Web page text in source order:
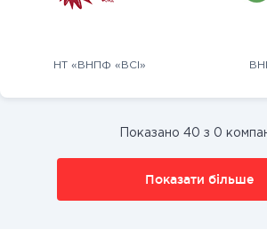
НТ «ВНПФ «ВСІ»
Показано 40 з 0
Показати більше